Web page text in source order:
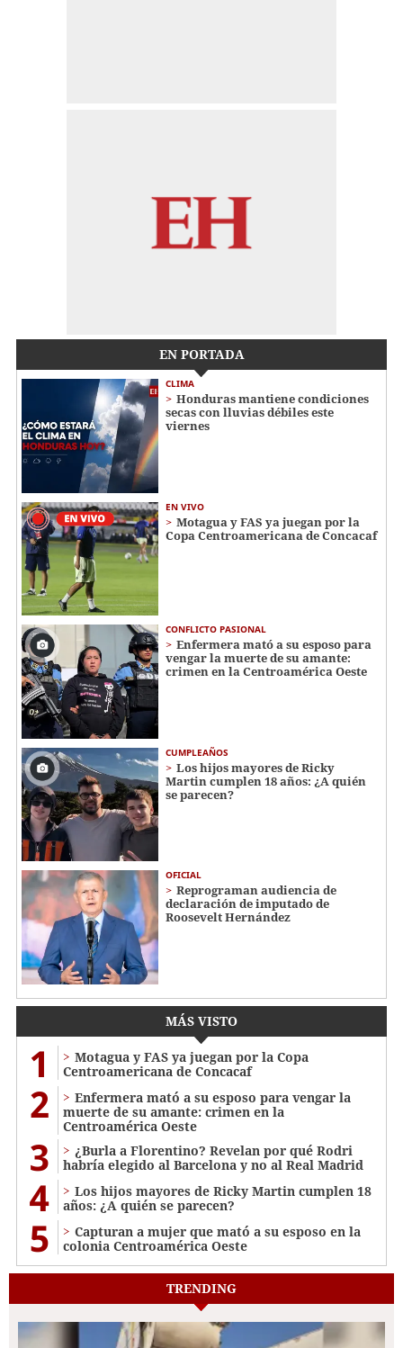
EN PORTADA
CLIMA
Honduras mantiene condiciones
secas con lluvias débiles este
viernes
EN VIVO
Motagua y FAS ya juegan por la
Copa Centroamericana de Concacaf
CONFLICTO PASIONAL
Enfermera mató a su esposo para
vengar la muerte de su amante:
crimen en la Centroamérica Oeste
CUMPLEAÑOS
Los hijos mayores de Ricky
Martin cumplen 18 años: ¿A quién
se parecen?
OFICIAL
Reprograman audiencia de
declaración de imputado de
Roosevelt Hernández
MÁS VISTO
1
Motagua y FAS ya juegan por la Copa
Centroamericana de Concacaf
2
Enfermera mató a su esposo para vengar la
muerte de su amante: crimen en la
Centroamérica Oeste
3
¿Burla a Florentino? Revelan por qué Rodri
habría elegido al Barcelona y no al Real Madrid
4
Los hijos mayores de Ricky Martin cumplen 18
años: ¿A quién se parecen?
5
Capturan a mujer que mató a su esposo en la
colonia Centroamérica Oeste
TRENDING